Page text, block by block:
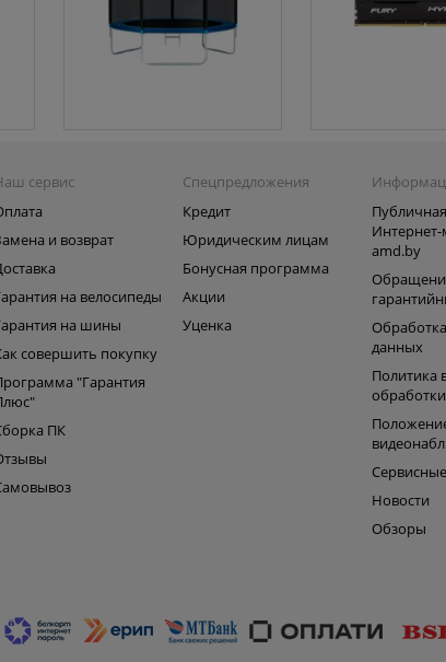
сервис
и возврат
на велосипеды
на шины
совершить покупку
"Гарантия
ПК
Спецпредложения
Кредит
Юридическим лицам
Бонусная программа
Акции
Уценка
Интернет-
amd.by
данных
Политика
Новости
Обзоры